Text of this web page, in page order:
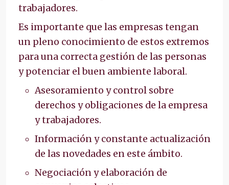
trabajadores.
Es importante que las empresas tengan
un pleno conocimiento de estos extremos
para una correcta gestión de las personas
y potenciar el buen ambiente laboral.
Asesoramiento y control sobre
derechos y obligaciones de la empresa
y trabajadores.
Información y constante actualización
de las novedades en este ámbito.
Negociación y elaboración de